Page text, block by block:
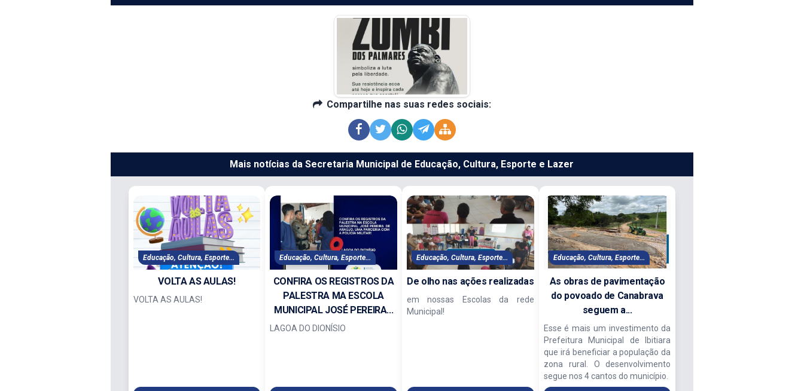
Compartilhe nas suas redes sociais:
Mais notícias da Secretaria Municipal de Educação, Cultura, Esporte e Lazer
Educação, Cultura, Esporte...
VOLTA AS AULAS!
VOLTA AS AULAS!
Educação, Cultura, Esporte...
CONFIRA OS REGISTROS DA
PALESTRA MA ESCOLA
MUNICIPAL JOSÉ PEREIRA...
LAGOA DO DIONÍSIO
Educação, Cultura, Esporte...
De olho nas ações realizadas
em nossas Escolas da rede
Municipal!
Educação, Cultura, Esporte...
As obras de pavimentação
do povoado de Canabrava
seguem a...
Esse é mais um investimento da
Prefeitura Municipal de Ibitiara
que irá beneficiar a população da
zona rural. O desenvolvimento
segue nos 4 cantos do município.